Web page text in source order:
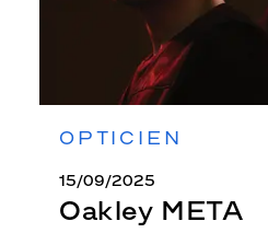
OPTICIEN
15/09/2025
Oakley META